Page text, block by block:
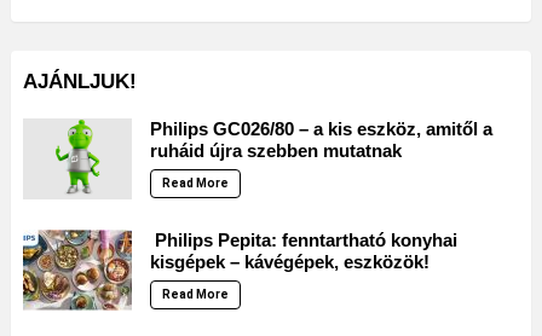
AJÁNLJUK!
Philips GC026/80 – a kis eszköz, amitől a
ruháid újra szebben mutatnak
Read More
Philips Pepita: fenntartható konyhai
kisgépek – kávégépek, eszközök!
Read More